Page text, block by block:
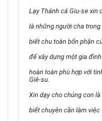
Lạy Thánh cả Giu-se xin
là những người cha trong
biết chu toàn bổn phận
để xây dựng một gia
hoàn toàn phù hợp với
Giê-su.
Xin dạy cho chúng con
biết chuyên cần làm việc